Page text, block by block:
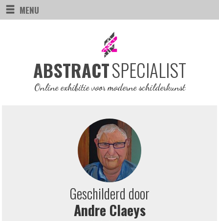
MENU
ABSTRACTSPECIALIST
Online exhibitie voor moderne schilderkunst
Geschilderd door
Andre Claeys